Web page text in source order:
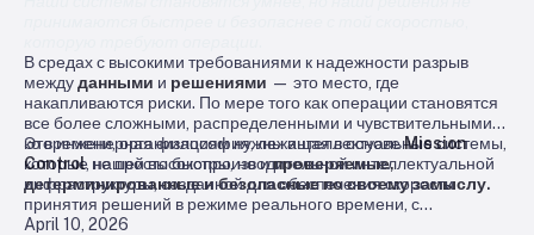
April 10, 2026
В средах с высокими требованиями к надежности разрыв
междуданными и решениями — это место, где
накапливаются риски. По мере того как операции становятся
все более сложными, распределенными и чувствительными
ко времени, организациям нужны интеллектуальные системы,
которые не просто быстры, но ипроверяемые,
детерминированные и безопасные по своему замыслу.
Это инженерная философия, лежащая в основеMission
Control, нашей высокопроизводительной интеллектуальной
инфраструктуры, созданной для обеспечения скорости
принятия решений в режиме реального времени, с
возможностью аудита и криптографической защитой.